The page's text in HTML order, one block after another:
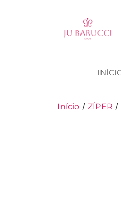
Início / ZÍPER /